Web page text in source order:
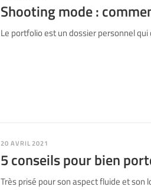
Shooting mode :
Le portfolio est un dossier personnel
20 AVRIL 2021
5 conseils pour bien
Très prisé pour son aspect fluide et son